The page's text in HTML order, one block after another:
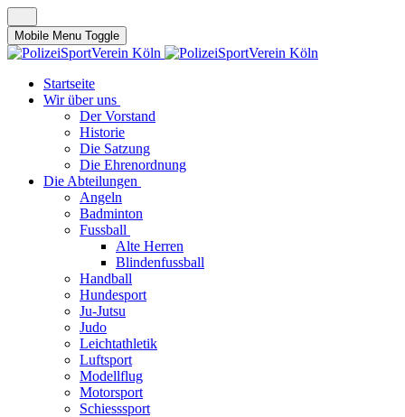
Mobile Menu Toggle
Startseite
Wir über uns
Der Vorstand
Historie
Die Satzung
Die Ehrenordnung
Die Abteilungen
Angeln
Badminton
Fussball
Alte Herren
Blindenfussball
Handball
Hundesport
Ju-Jutsu
Judo
Leichtathletik
Luftsport
Modellflug
Motorsport
Schiesssport